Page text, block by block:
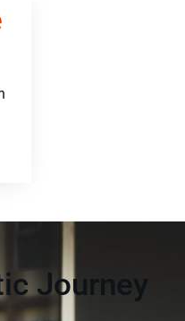
Journey